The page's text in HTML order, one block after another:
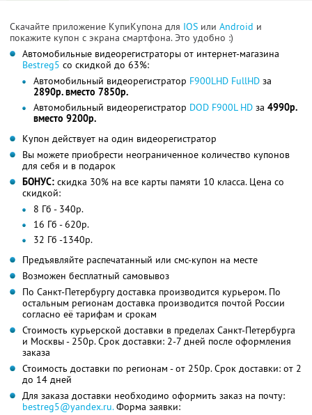
Скачайте приложение КупиКупона для IOS или Android и
покажите купон с экрана смартфона. Это удобно :)
Автомобильные видеорегистраторы от интернет-магазина
Bestreg5 со скидкой до 63%:
Автомобильный видеорегистратор F900LHD FullHD за
2890р. вместо 7850р.
Автомобильный видеорегистратор DOD F900L HD за 4990р.
вместо 9200р.
Купон действует на один видеорегистратор
Вы можете приобрести неограниченное количество купонов
для себя и в подарок
БОНУС: скидка 30% на все карты памяти 10 класса. Цена со
скидкой:
8 Гб - 340р.
16 Гб - 620р.
32 Гб -1340р.
Предъявляйте распечатанный или смс-купон на месте
Возможен бесплатный самовывоз
По Санкт-Петербургу доставка производится курьером. По
остальным регионам доставка производится почтой России
согласно её тарифам и срокам
Стоимость курьерской доставки в пределах Санкт-Петербурга
и Москвы - 250р. Срок доставки: 2-7 дней после оформления
заказа
Стоимость доставки по регионам - от 250р. Срок доставки: от 2
до 14 дней
Для заказа доставки необходимо оформить заказ на почту:
bestreg5@yandex.ru.Форма заявки: